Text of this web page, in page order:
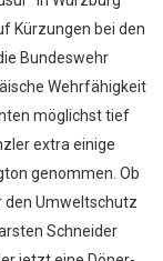
Kürzungen bei den
Bundeswehr
Wehrfähigkeit
möglichst tief
extra einige
genommen. Ob
den Umweltschutz
Schneider